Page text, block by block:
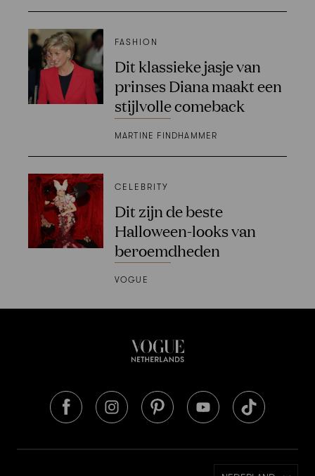
FASHION
Dit klassieke jasje van
prinses Diana maakt een
stijlvolle comeback
MARTINE FINDHAMMER
CELEBRITY
Dit zijn de beste
Halloween-looks van
beroemdheden
VOGUE